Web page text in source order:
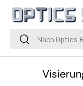
Zum Inhalt
SucheSuche